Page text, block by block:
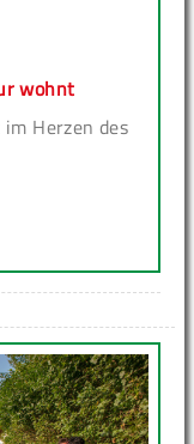
wohnt
Herzen des